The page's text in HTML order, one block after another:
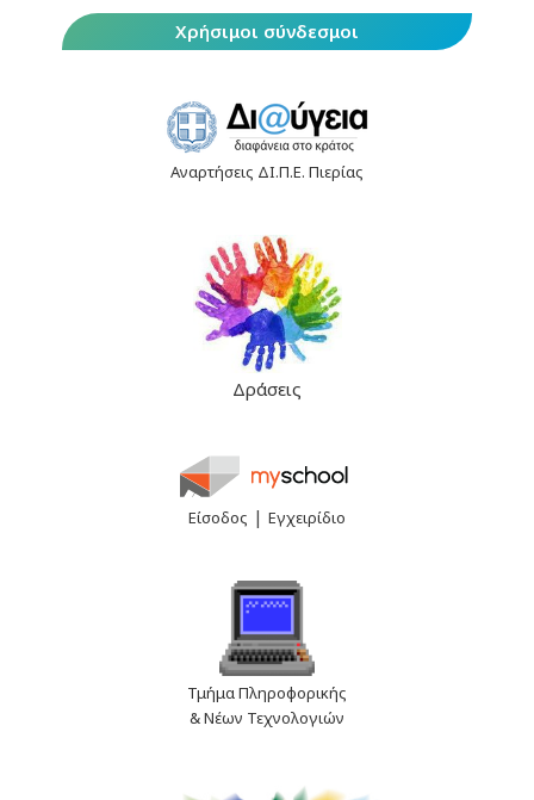
Χρήσιμοι σύνδεσμοι
Αναρτήσεις ΔΙ.Π.Ε. Πιερίας
Δράσεις
Είσοδος | Εγχειρίδιο
Τμήμα Πληροφορικής
& Νέων Τεχνολογιών